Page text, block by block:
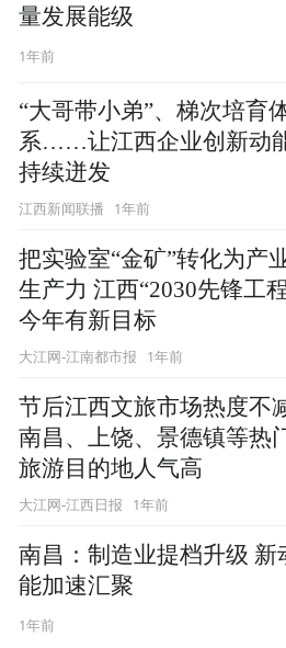
量发展能级
1年前
“大哥带小弟”、梯次培育
系……让江西企业创新动
持续迸发
江西新闻联播 1年前
把实验室“金矿”转化为产
生产力 江西“2030先锋工
今年有新目标
大江网-江南都市报 1年前
节后江西文旅市场热度不
南昌、上饶、景德镇等热
旅游目的地人气高
大江网-江西日报 1年前
南昌：制造业提档升级 新
能加速汇聚
1年前